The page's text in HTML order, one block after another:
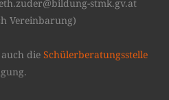
stmk.gv.at
Vereinbarung)
die Schülerberatungsstelle